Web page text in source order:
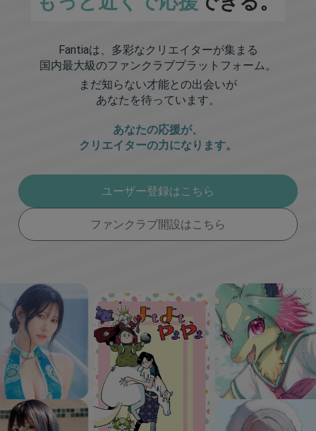
Fantiaは、多彩なクリエイターが集まる
国内最大級のファンクラブプラットフォーム。
まだ知らない才能との出会いが
あなたを待っています。
あなたの応援が、
クリエイターの力になります。
ユーザー登録はこちら
ファンクラブ開設はこちら